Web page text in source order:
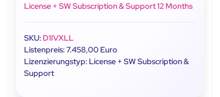
License + SW Subscription & Support 12 Months
SKU: D1IVXLL
Listenpreis: 7.458,00 Euro
Lizenzierungstyp: License + SW Subscription &
Support